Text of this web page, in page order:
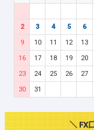
2
3 4 5 6
9
10 11 12 13
16
17 18 19 20
23
24 25 26 27
30
31
＼ FX